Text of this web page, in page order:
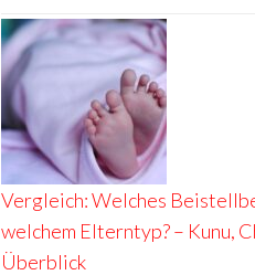
Vergleich: Welches
welchem Elterntyp? – Kunu,
Überblick